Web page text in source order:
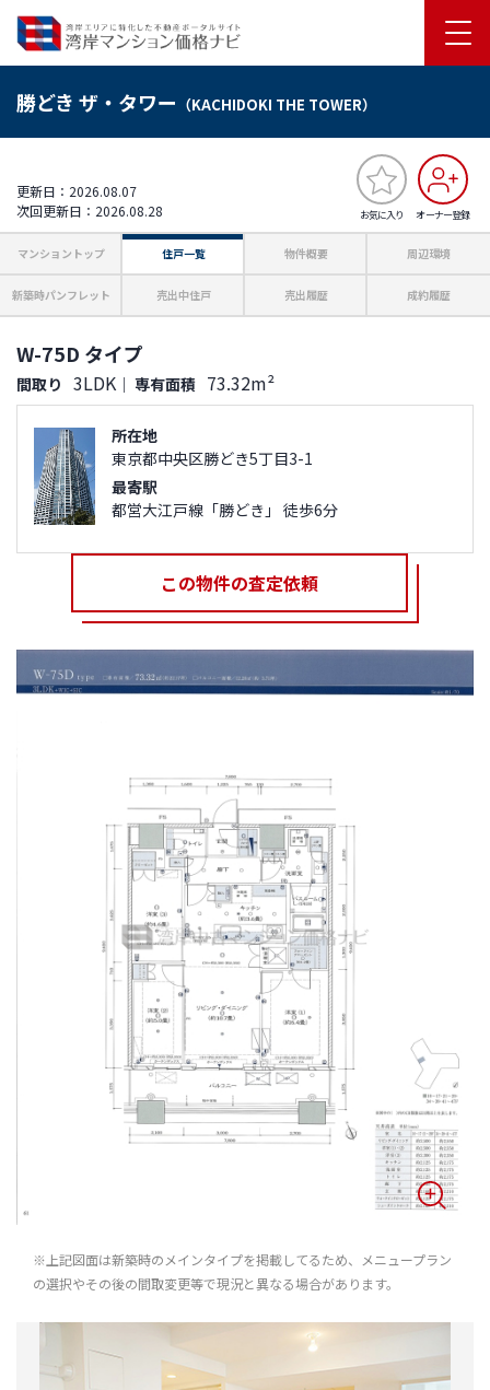
勝どき ザ・タワー （KACHIDOKI THE TOWER）
お気に入り オーナー登録
更新日：2026.08.07
次回更新日：2026.08.28
マンショントップ 住戸一覧 物件概要 周辺環境
新築時パンフレット 売出中住戸 売出履歴 成約履歴
W-75D タイプ
間取り 3LDK ｜ 専有面積 73.32m²
所在地
東京都中央区勝どき5丁目3-1
最寄駅
都営大江戸線「勝どき」 徒歩6分
この物件の査定依頼
※上記図面は新築時のメインタイプを掲載してるため、メニュープラン
の選択やその後の間取変更等で現況と異なる場合があります。